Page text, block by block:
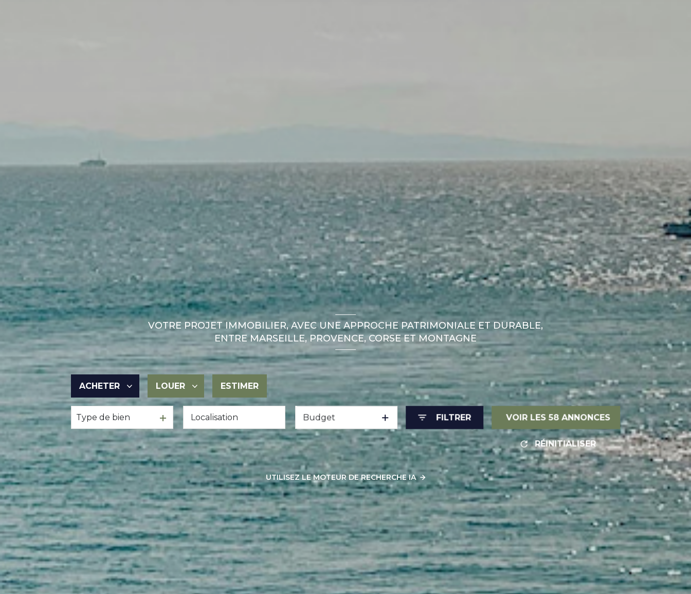
VOTRE PROJET IMMOBILIER, AVEC UNE APPROCHE PATRIMONIALE ET DURABLE,
ENTRE MARSEILLE, PROVENCE, CORSE ET MONTAGNE
ACHETER
Immobilier ancien
Immobilier neuf
Immobilier professionnel
LOUER
Immobilier professionnel
ESTIMER
Type de bien Budget FILTRER VOIR LES58 ANNONCES
RÉINITIALISER
UTILISEZ LE MOTEUR DE RECHERCHE IA